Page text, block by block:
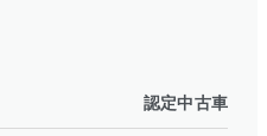
認定中古車